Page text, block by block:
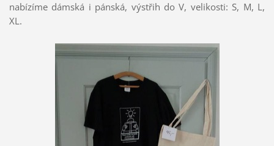
nabízíme dámská i pánská, výstřih do V, velikosti: S, M, L,
XL.